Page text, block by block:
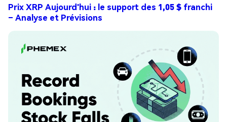
Prix XRP Aujourd'hui : le support des 1,05 $ franchi
– Analyse et Prévisions